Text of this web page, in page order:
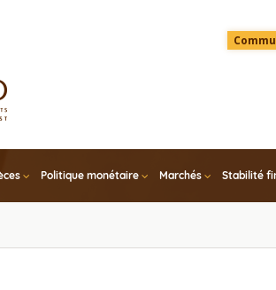
Menu
Top
Politique monétaire Marchés Stabilité